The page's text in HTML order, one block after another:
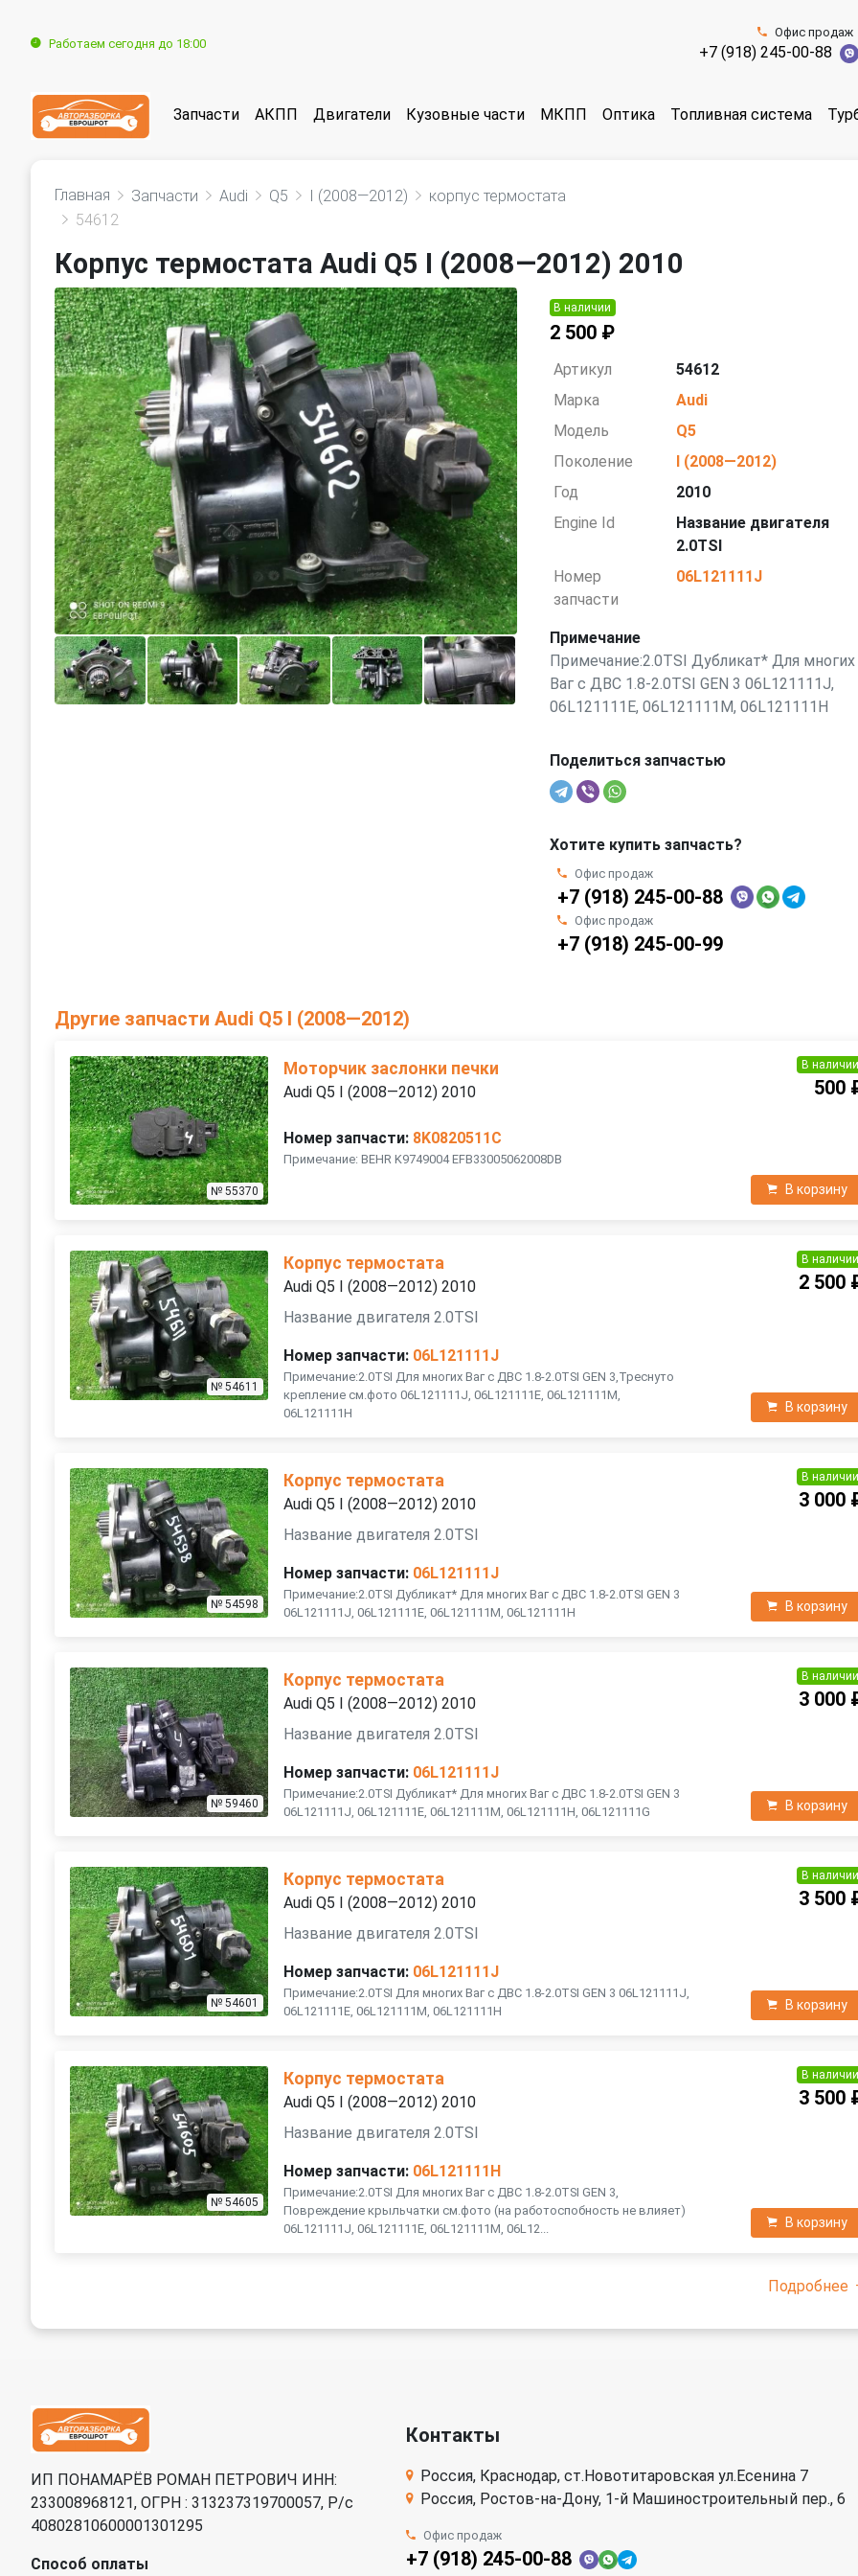
Работаем сегодня до 18:00
Офис продаж
+7 (918) 245-00-88
Запчасти АКПП Двигатели Кузовные части МКПП Оптика Топливная система
Главная Запчасти Audi Q5 I (2008—2012)
корпус термостата
54612
Корпус термостата Audi Q5 I (2008—2012) 2010
В наличии
2 500 ₽
Артикул
54612
Марка
Audi
Модель
Q5
Поколение
I (2008—2012)
Год
2010
Engine Id
Название двигателя
2.0TSI
Номер
запчасти
06L121111J
Примечание
Примечание:2.0TSI Дубликат* Для многих
Ваг с ДВС 1.8-2.0TSI GEN 3 06L121111J,
06L121111E, 06L121111M, 06L121111H
Поделиться запчастью
Хотите купить запчасть?
Офис продаж
+7 (918) 245-00-88
Офис продаж
+7 (918) 245-00-99
Другие запчасти Audi Q5 I (2008—2012)
№ 55370
Моторчик заслонки печки
Audi Q5 I (2008—2012) 2010
Номер запчасти: 8K0820511C
Примечание: BEHR K9749004 EFB33005062008DB
В наличии
500
В корзину
№ 54611
Корпус термостата
Audi Q5 I (2008—2012) 2010
Название двигателя 2.0TSI
Номер запчасти: 06L121111J
Примечание:2.0TSI Для многих Ваг с ДВС 1.8-2.0TSI GEN 3,Треснуто
крепление см.фото 06L121111J, 06L121111E, 06L121111M,
06L121111H
В наличии
2 500
В корзину
№ 54598
Корпус термостата
Audi Q5 I (2008—2012) 2010
Название двигателя 2.0TSI
Номер запчасти: 06L121111J
Примечание:2.0TSI Дубликат* Для многих Ваг с ДВС 1.8-2.0TSI GEN 3
06L121111J, 06L121111E, 06L121111M, 06L121111H
В наличии
3 000
В корзину
№ 59460
Корпус термостата
Audi Q5 I (2008—2012) 2010
Название двигателя 2.0TSI
Номер запчасти: 06L121111J
Примечание:2.0TSI Дубликат* Для многих Ваг с ДВС 1.8-2.0TSI GEN 3
06L121111J, 06L121111E, 06L121111M, 06L121111H, 06L121111G
В наличии
3 000
В корзину
№ 54601
Корпус термостата
Audi Q5 I (2008—2012) 2010
Название двигателя 2.0TSI
Номер запчасти: 06L121111J
Примечание:2.0TSI Для многих Ваг с ДВС 1.8-2.0TSI GEN 3 06L121111J,
06L121111E, 06L121111M, 06L121111H
В наличии
3 500
В корзину
№ 54605
Корпус термостата
Audi Q5 I (2008—2012) 2010
Название двигателя 2.0TSI
Номер запчасти: 06L121111H
Примечание:2.0TSI Для многих Ваг с ДВС 1.8-2.0TSI GEN 3,
Повреждение крыльчатки см.фото (на работоспобность не влияет)
06L121111J, 06L121111E, 06L121111M, 06L12...
В наличии
3 500
В корзину
Подробнее
ИП ПОНАМАРЁВ РОМАН ПЕТРОВИЧ ИНН:
233008968121, ОГРН : 313237319700057, Р/c
40802810600001301295
Способ оплаты
Контакты
Россия, Краснодар, ст.Новотитаровская ул.Есенина 7
Россия, Ростов-на-Дону, 1-й Машиностроительный пер., 6
Офис продаж
+7 (918) 245-00-88